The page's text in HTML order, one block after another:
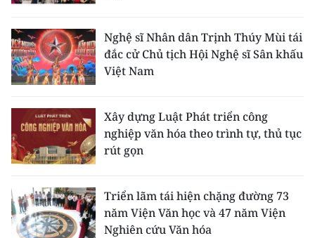
Nghệ sĩ Nhân dân Trịnh Thúy Mùi tái
đắc cử Chủ tịch Hội Nghệ sĩ Sân khấu
Việt Nam
Xây dựng Luật Phát triển công
nghiệp văn hóa theo trình tự, thủ tục
rút gọn
Triển lãm tái hiện chặng đường 73
năm Viện Văn học và 47 năm Viện
Nghiên cứu Văn hóa